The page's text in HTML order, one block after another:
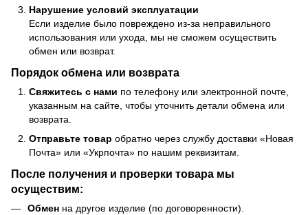
Нарушение условий эксплуатации
Если изделие было повреждено из-за неправильного
использования или ухода, мы не сможем осуществить
обмен или возврат.
Порядок обмена или возврата
Свяжитесь с нами по телефону или электронной почте,
указанным на сайте, чтобы уточнить детали обмена или
возврата.
Отправьте товар обратно через службу доставки «Новая
Почта» или «Укрпочта» по нашим реквизитам.
После получения и проверки товара мы
осуществим:
Обмен на другое изделие (по договоренности).